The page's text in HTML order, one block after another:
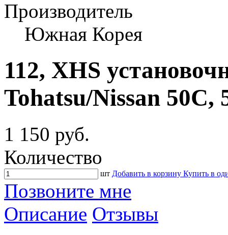
Производитель
Южная Корея
112, XHS
Tohatsu/Nissan 50C,
1 150 руб.
Количество
шт Добавить в корзину Купить в
Позвоните мне
Описание Отзывы